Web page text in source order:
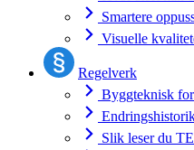
Smartere
Visuelle
Regelverk
Byggteknisk
Slik leser du